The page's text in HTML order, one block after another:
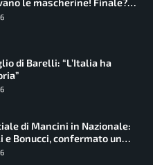
le mascherine! Finale?
perdere”
di Barelli: “L’Italia ha
di Mancini in Nazionale:
e Bonucci, confermato un